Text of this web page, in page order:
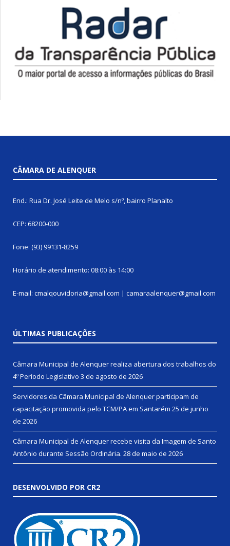
CÂMARA DE ALENQUER
End.: Rua Dr. José Leite de Melo s/nº, bairro Planalto
CEP: 68200-000
Fone: (93) 99131-8259
Horário de atendimento: 08:00 às 14:00
E-mail: cmalqouvidoria@gmail.com | camaraalenquer@gmail.com
ÚLTIMAS PUBLICAÇÕES
Câmara Municipal de Alenquer realiza abertura dos trabalhos do
4º Período Legislativo 3 de agosto de 2026
Servidores da Câmara Municipal de Alenquer participam de
capacitação promovida pelo TCM/PA em Santarém 25 de junho
de 2026
Câmara Municipal de Alenquer recebe visita da Imagem de Santo
Antônio durante Sessão Ordinária. 28 de maio de 2026
DESENVOLVIDO POR CR2